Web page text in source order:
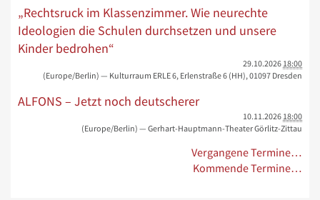
„Rechtsruck im Klassenzimmer. Wie neurechte
Ideologien die Schulen durchsetzen und unsere
Kinder bedrohen“
29.10.2026 18:00
(Europe/Berlin) — Kulturraum ERLE 6, Erlenstraße 6 (HH), 01097 Dresden
ALFONS – Jetzt noch deutscherer
10.11.2026 18:00
(Europe/Berlin) — Gerhart-Hauptmann-Theater Görlitz-Zittau
Vergangene Termine…
Kommende Termine…